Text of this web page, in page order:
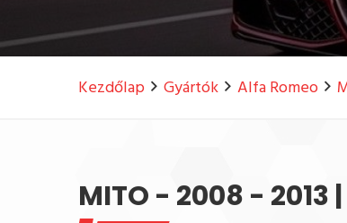
Kezdőlap Gyártók Alfa Romeo
MITO - 2008 - 2013